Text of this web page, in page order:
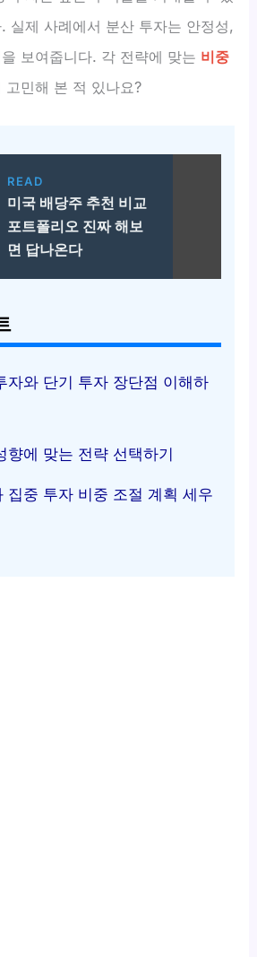
실제 사례에서 분산 투자는 안정성,
보여줍니다. 각 전략에 맞는 비중
고민해 본 적 있나요?
READ
미국 배당주 추천 비교
포트폴리오 진짜 해보
면 답나온다
자와 단기 투자 장단점 이해하
향에 맞는 전략 선택하기
집중 투자 비중 조절 계획 세우